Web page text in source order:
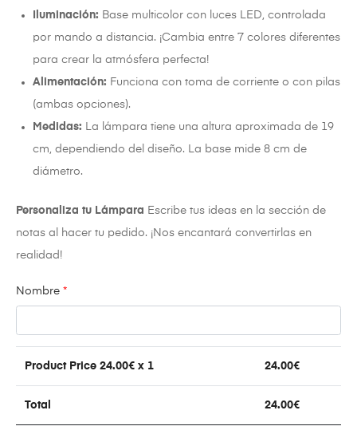
Iluminación: Base multicolor con luces LED, controlada
por mando a distancia. ¡Cambia entre 7 colores diferentes
para crear la atmósfera perfecta!
Alimentación: Funciona con toma de corriente o con pilas
(ambas opciones).
Medidas: La lámpara tiene una altura aproximada de 19
cm, dependiendo del diseño. La base mide 8 cm de
diámetro.
Personaliza tu Lámpara Escribe tus ideas en la sección de
notas al hacer tu pedido. ¡Nos encantará convertirlas en
realidad!
Nombre *
Product Price 24.00€ x 1 24.00€
Total 24.00€